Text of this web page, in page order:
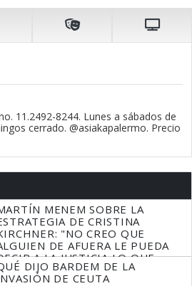
11.2492-8244. Lunes a sábados de
cerrado. @asiakapalermo. Precio
MENEM SOBRE LA
DE CRISTINA
"NO CREO QUE
DE AFUERA LE PUEDA
A LA JUSTICIA LO QUE
QUE HACER"
DIJO BARDEM DE LA
DE CEUTA